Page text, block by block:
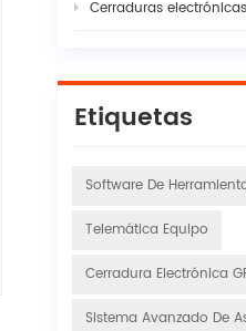
Cerraduras electrónicas con GPS vs. precintos tradicionales: Ingeniería de visibilidad
Etiquetas
Software De
Telemática Equipo
Cerradura Electrónica
Sistema Avanzado De